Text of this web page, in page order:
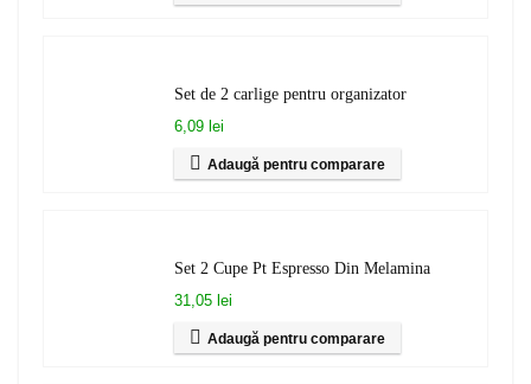
Set de 2 carlige pentru organizator
6,09 lei
Adaugă pentru comparare
Set 2 Cupe Pt Espresso Din Melamina
31,05 lei
Adaugă pentru comparare